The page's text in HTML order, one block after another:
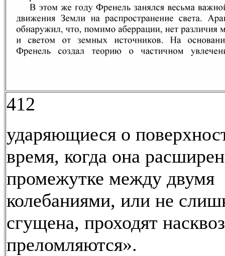
412
ударяющиеся о
время, когда она
промежутке между двумя
колебаниями, или не
сгущена, проходят
преломляются».